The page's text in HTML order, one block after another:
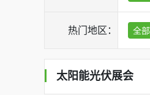
热门地区： 全部
太阳能光伏展会